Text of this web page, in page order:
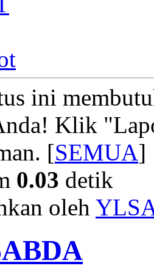
ini
Klik
[SEMUA]
0.03 detik
oleh